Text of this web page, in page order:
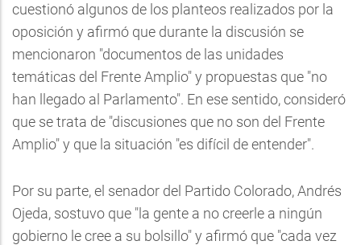
cuestionó algunos de los planteos realizados por la
oposición y afirmó que durante la discusión se
mencionaron "documentos de las unidades
temáticas del Frente Amplio" y propuestas que "no
han llegado al Parlamento". En ese sentido, consideró
que se trata de "discusiones que no son del Frente
Amplio" y que la situación "es difícil de entender".
Por su parte, el senador del Partido Colorado, Andrés
Ojeda, sostuvo que "la gente a no creerle a ningún
gobierno le cree a su bolsillo" y afirmó que "cada vez